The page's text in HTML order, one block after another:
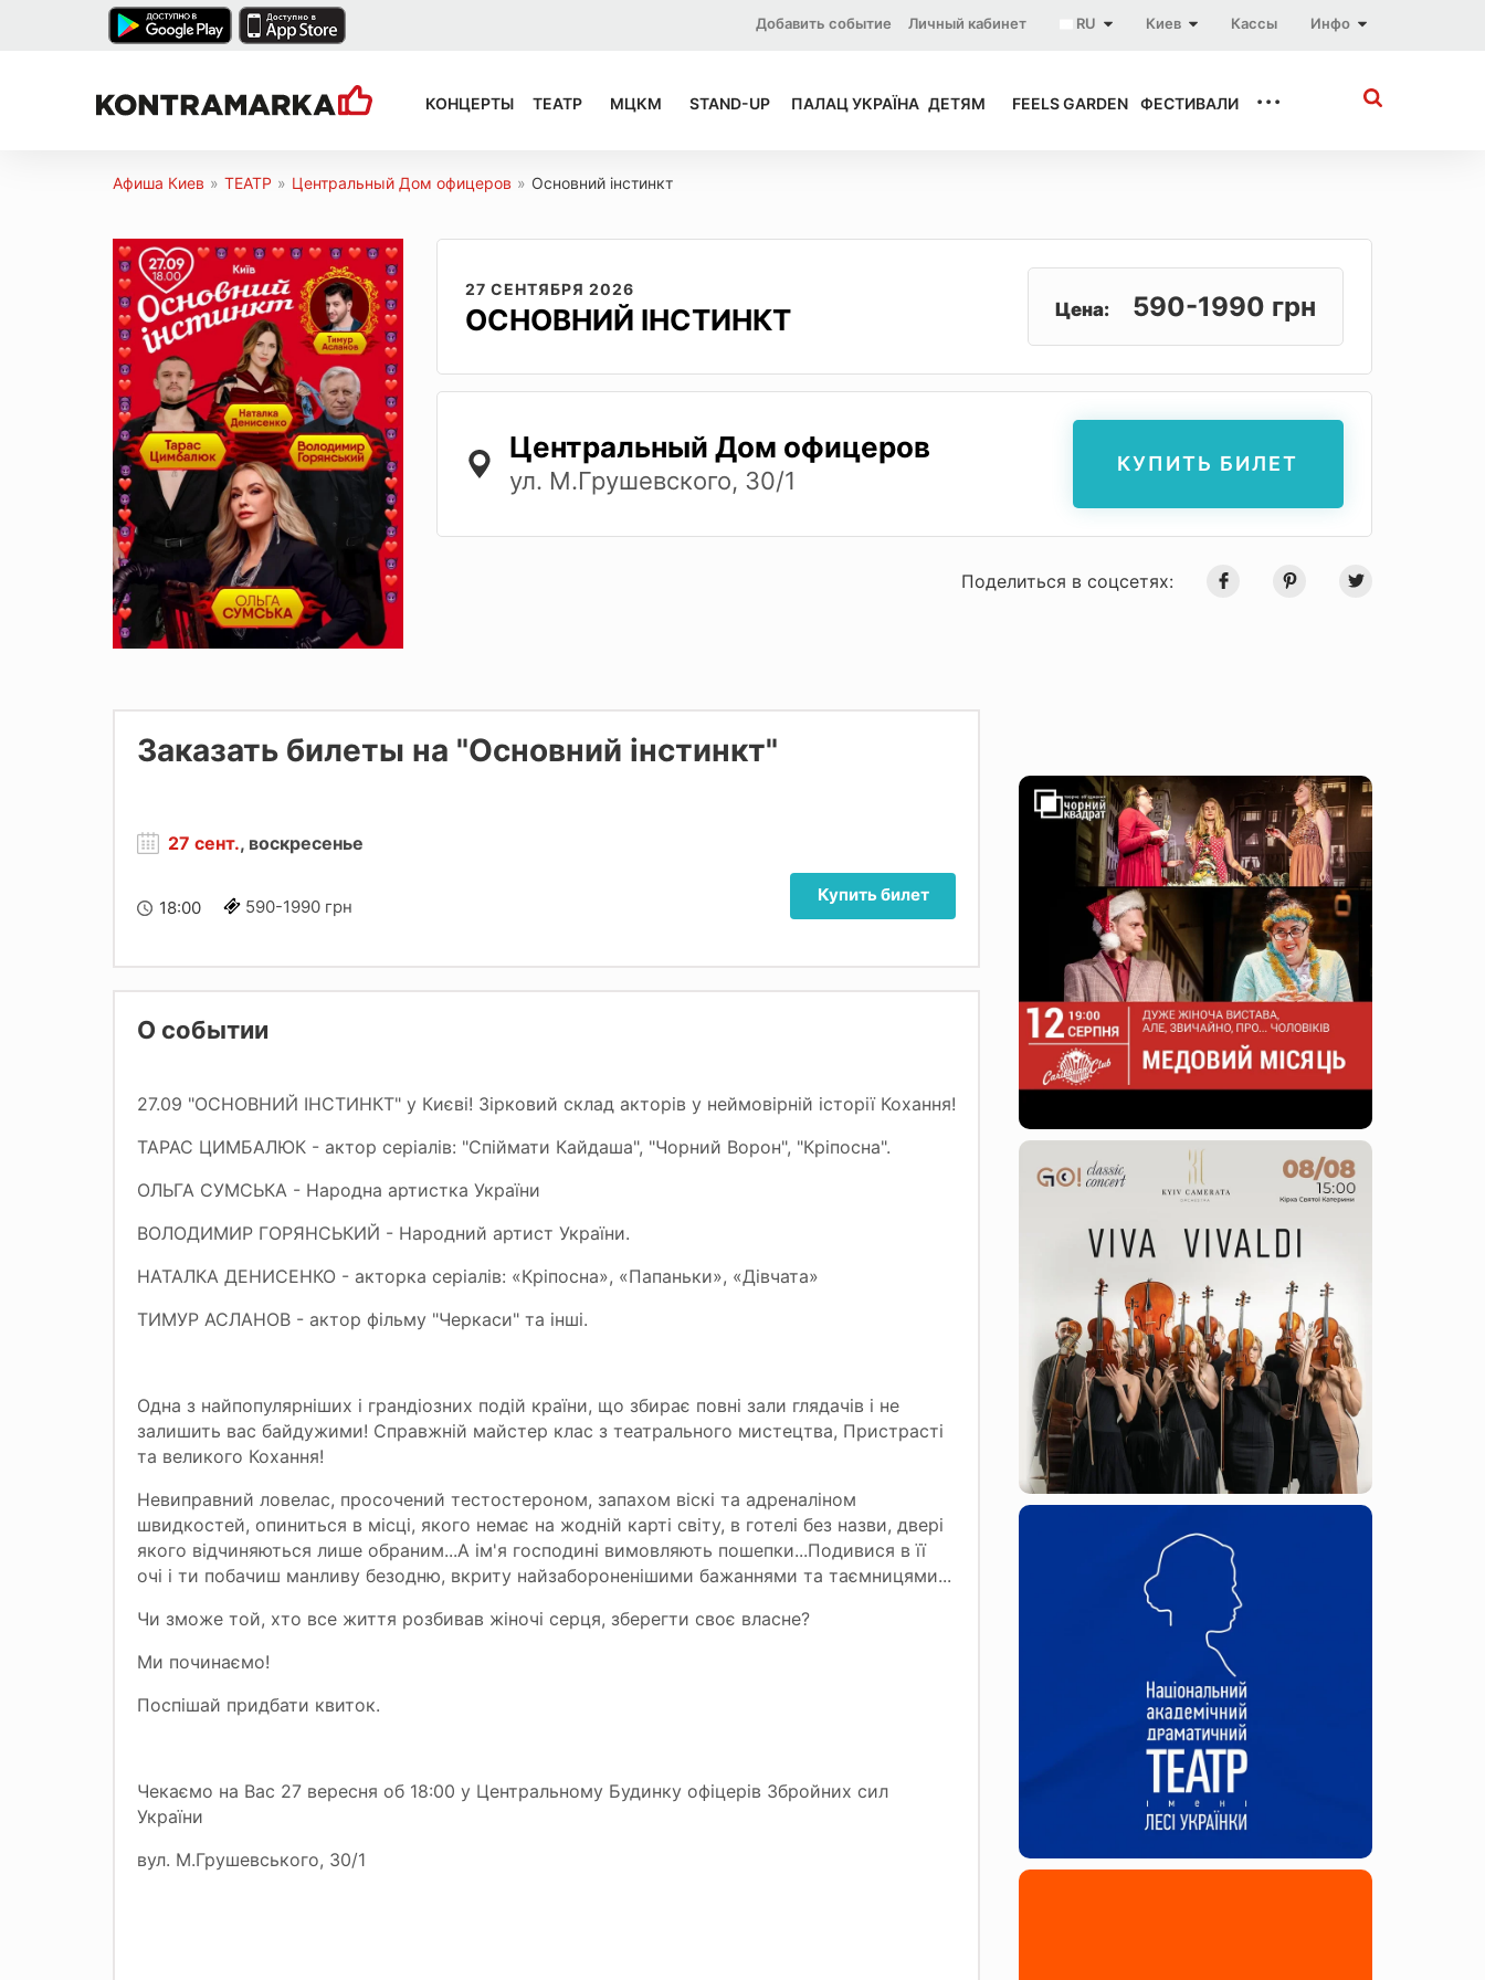
Инфо
Кассы
Киев
RU
Личный кабинет
Добавить событие
КОНЦЕРТЫ ТЕАТР МЦКМ STAND-UP ПАЛАЦ УКРАЇНА ДЕТЯМ FEELS GARDEN ФЕСТИВАЛИ ...
Афиша Киев » ТЕАТР » Центральный Дом офицеров » Основний інстинкт
27 СЕНТЯБРЯ 2026
ОСНОВНИЙ ІНСТИНКТ Цена: 590-1990 грн
Центральный Дом офицеров
ул. М.Грушевского, 30/1
КУПИТЬ БИЛЕТ
Поделиться в соцсетях:
Заказать билеты на "Основний інстинкт"
27 сент., воскресенье
18:00 590-1990 грн
Купить билет
О событии
27.09 "ОСНОВНИЙ ІНСТИНКТ" у Києві! Зірковий склад акторів у неймовірній історії Кохання!
ТАРАС ЦИМБАЛЮК - актор серіалів: "Спіймати Кайдаша", "Чорний Ворон", "Кріпосна".
ОЛЬГА СУМСЬКА - Народна артистка України
ВОЛОДИМИР ГОРЯНСЬКИЙ - Народний артист України.
НАТАЛКА ДЕНИСЕНКО - акторка серіалів: «Кріпосна», «Папаньки», «Дівчата»
ТИМУР АСЛАНОВ - актор фільму "Черкаси" та інші.
Одна з найпопулярніших і грандіозних подій країни, що збирає повні зали глядачів і не
залишить вас байдужими! Справжній майстер клас з театрального мистецтва, Пристрасті
та великого Кохання!
Невиправний ловелас, просочений тестостероном, запахом віскі та адреналіном
швидкостей, опиниться в місці, якого немає на жодній карті світу, в готелі без назви, двері
якого відчиняються лише обраним...А ім'я господині вимовляють пошепки...Подивися в її
очі і ти побачиш манливу безодню, вкриту найзабороненішими бажаннями та таємницями...
Чи зможе той, хто все життя розбивав жіночі серця, зберегти своє власне?
Ми починаємо!
Поспішай придбати квиток.
Чекаємо на Вас 27 вересня об 18:00 у Центральному Будинку офіцерів Збройних сил
України
вул. М.Грушевського, 30/1